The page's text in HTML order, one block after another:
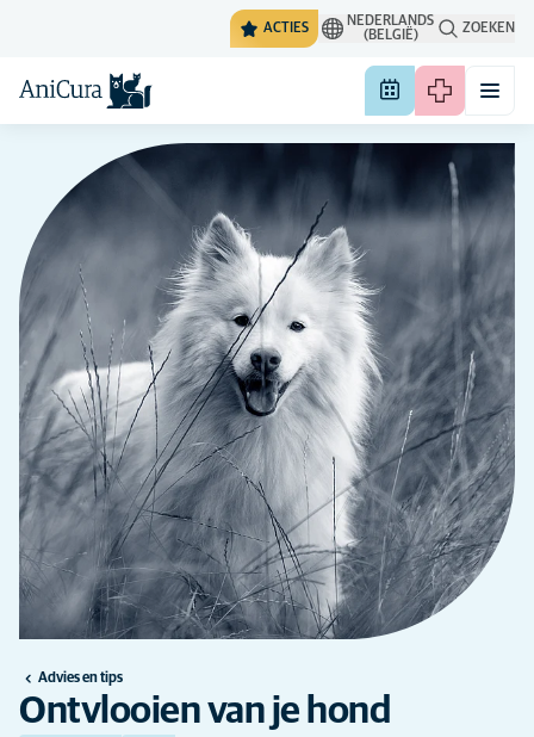
ACTIES
NEDERLANDS
(BELGIË)
ZOEKEN
Advies en tips
Ontvlooien van je hond